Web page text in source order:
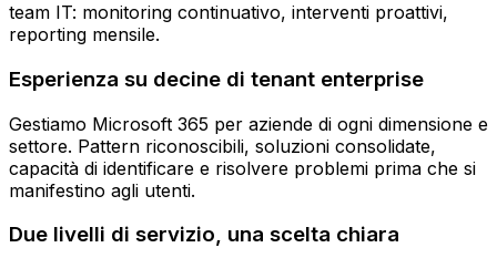
team IT: monitoring continuativo, interventi proattivi,
reporting mensile.
Esperienza su decine di tenant enterprise
Gestiamo Microsoft 365 per aziende di ogni dimensione e
settore. Pattern riconoscibili, soluzioni consolidate,
capacità di identificare e risolvere problemi prima che si
manifestino agli utenti.
Due livelli di servizio, una scelta chiara